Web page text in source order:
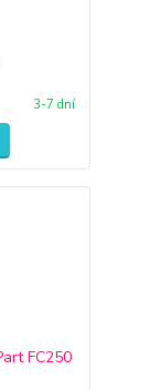
3-7 dní